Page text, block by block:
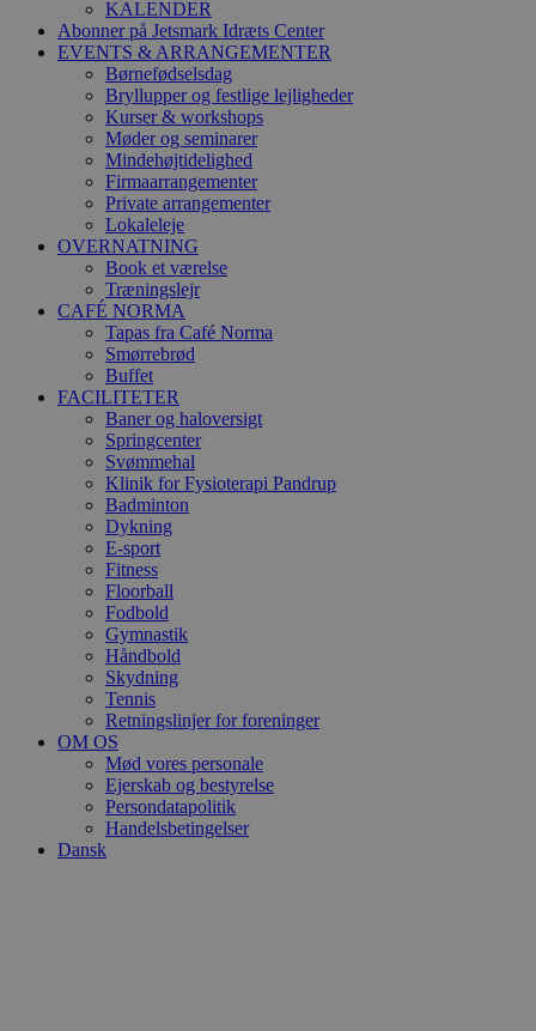
KALENDER
Abonner på Jetsmark Idræts Center
EVENTS & ARRANGEMENTER
Børnefødselsdag
Bryllupper og festlige lejligheder
Kurser & workshops
Møder og seminarer
Mindehøjtidelighed
Firmaarrangementer
Private arrangementer
Lokaleleje
OVERNATNING
Book et værelse
Træningslejr
CAFÉ NORMA
Tapas fra Café Norma
Smørrebrød
Buffet
FACILITETER
Baner og haloversigt
Springcenter
Svømmehal
Klinik for Fysioterapi Pandrup
Badminton
Dykning
E-sport
Fitness
Floorball
Fodbold
Gymnastik
Håndbold
Skydning
Tennis
Retningslinjer for foreninger
OM OS
Mød vores personale
Ejerskab og bestyrelse
Persondatapolitik
Handelsbetingelser
Dansk